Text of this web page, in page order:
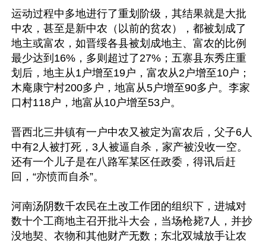
运动过程中多地进行了重划阶级，其结果就是大批
中农，甚至是新中农（以前的贫农），都被划成了
地主或富农，如晋绥各县被划成地主、富农的比例
最少达到16%，多则超过了27%；五寨县东秀庄重
划后，地主从1户增至19户，富农从2户增至10户；
木庵康宁村200多户，地富从5户增至90多户。李家
口村118户，地富从10户增至53户。
晋西北三井镇有一户中农又被定为富农后，父子6人
中有2人被打死，3人被逼自杀，家产被没收一空。
还有一个儿子是在八路军某区任政委，得讯后赶
回，“亦愤而自杀”。
河南汤阴数千农民在土改工作团的组织下，进城对
数十个工商地主召开批斗大会，当场枪毙7人，并抄
没地契、衣物和其他财产无数；东北双城放手让农